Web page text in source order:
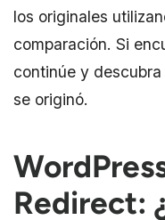
los originales
comparación. Si
continúe y
se originó.
Redirect: